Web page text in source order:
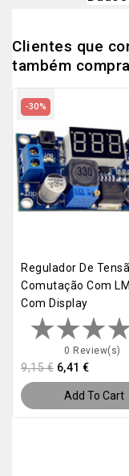
Clientes que
também
Regulador De
Comutação Com
Com Display
0 Review(s)
9,15 € 6,41 €
Add To Cart
-30%